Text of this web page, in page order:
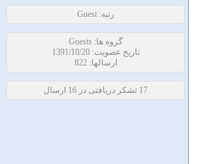
رتبه: Guest
گروه ها: Guests
تاریخ عضویت: 1391/10/20
ارسالها: 822
17 تشکر دریافتی در 16 ارسال